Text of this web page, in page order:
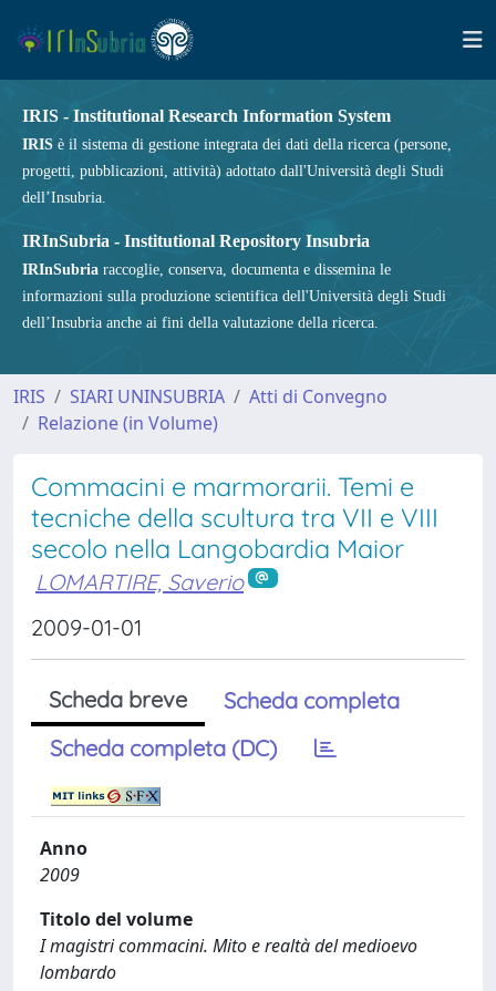
IRIS - Institutional Research Information System
IRIS è il sistema di gestione integrata dei dati della ricerca (persone,
progetti, pubblicazioni, attività) adottato dall'Università degli Studi
dell’Insubria.
IRInSubria - Institutional Repository Insubria
IRInSubria raccoglie, conserva, documenta e dissemina le
informazioni sulla produzione scientifica dell'Università degli Studi
dell’Insubria anche ai fini della valutazione della ricerca.
IRIS SIARI UNINSUBRIA
Atti di Convegno
Relazione (in Volume)
Commacini e marmorarii. Temi e
tecniche della scultura tra VII e VIII
secolo nella Langobardia Maior
LOMARTIRE, Saverio
2009-01-01
Scheda breve
Scheda completa
Scheda completa (DC)
Anno
2009
Titolo del volume
I magistri commacini. Mito e realtà del medioevo
lombardo